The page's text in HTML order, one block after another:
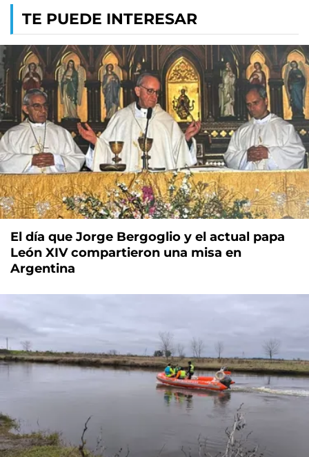
TE PUEDE INTERESAR
El día que Jorge Bergoglio y el actual papa
León XIV compartieron una misa en
Argentina